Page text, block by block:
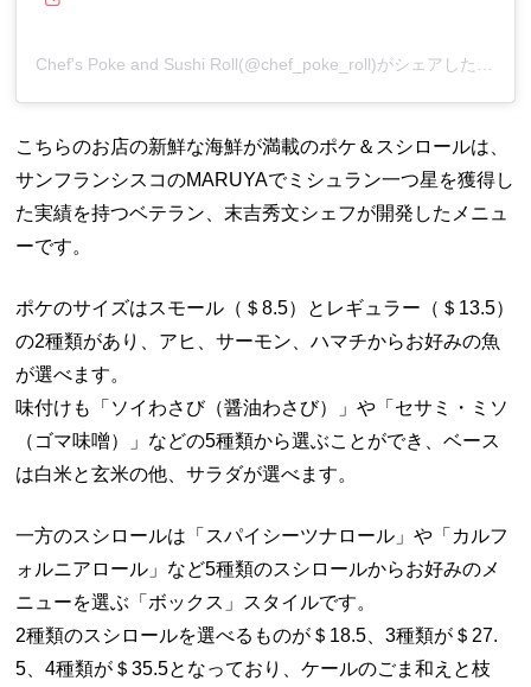
Chef's Poke and Sushi Roll(@chef_poke_roll)がシェアした投稿
こちらのお店の新鮮な海鮮が満載のポケ＆スシロールは、
サンフランシスコのMARUYAでミシュラン一つ星を獲得し
た実績を持つベテラン、末吉秀文シェフが開発したメニュ
ーです。
ポケのサイズはスモール（＄8.5）とレギュラー（＄13.5）
の2種類があり、アヒ、サーモン、ハマチからお好みの魚
が選べます。
味付けも「ソイわさび（醤油わさび）」や「セサミ・ミソ
（ゴマ味噌）」などの5種類から選ぶことができ、ベース
は白米と玄米の他、サラダが選べます。
一方のスシロールは「スパイシーツナロール」や「カルフ
ォルニアロール」など5種類のスシロールからお好みのメ
ニューを選ぶ「ボックス」スタイルです。
2種類のスシロールを選べるものが＄18.5、3種類が＄27.
5、4種類が＄35.5となっており、ケールのごま和えと枝